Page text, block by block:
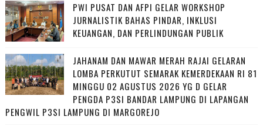
PWI PUSAT DAN AFPI GELAR WORKSHOP
JURNALISTIK BAHAS PINDAR, INKLUSI
KEUANGAN, DAN PERLINDUNGAN PUBLIK
JAHANAM DAN MAWAR MERAH RAJAI GELARAN
LOMBA PERKUTUT SEMARAK KEMERDEKAAN RI 81
MINGGU 02 AGUSTUS 2026 YG D GELAR
PENGDA P3SI BANDAR LAMPUNG DI LAPANGAN
PENGWIL P3SI LAMPUNG DI MARGOREJO